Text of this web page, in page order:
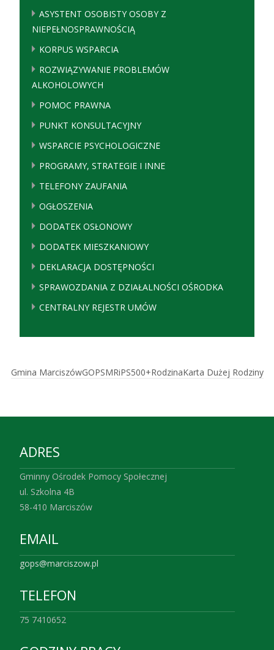
ASYSTENT OSOBISTY OSOBY Z
NIEPEŁNOSPRAWNOŚCIĄ
KORPUS WSPARCIA
ROZWIĄZYWANIE PROBLEMÓW
ALKOHOLOWYCH
POMOC PRAWNA
PUNKT KONSULTACYJNY
WSPARCIE PSYCHOLOGICZNE
PROGRAMY, STRATEGIE I INNE
TELEFONY ZAUFANIA
OGŁOSZENIA
DODATEK OSŁONOWY
DODATEK MIESZKANIOWY
DEKLARACJA DOSTĘPNOŚCI
SPRAWOZDANIA Z DZIAŁALNOŚCI OŚRODKA
CENTRALNY REJESTR UMÓW
Gmina MarciszówGOPSMRiPS500+RodzinaKarta Dużej Rodziny
ADRES
Gminny Ośrodek Pomocy Społecznej
ul. Szkolna 4B
58-410 Marciszów
EMAIL
gops@marciszow.pl
TELEFON
75 7410652